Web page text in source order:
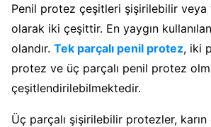
Penil protez çeşitleri şişirilebilir veya
olarak iki çeşittir. En yaygın
olandır. Tek parçalı penil protez, iki
protez ve üç parçalı penil protez
çeşitlendirilebilmektedir.
Üç parçalı şişirilebilir protezler, karın